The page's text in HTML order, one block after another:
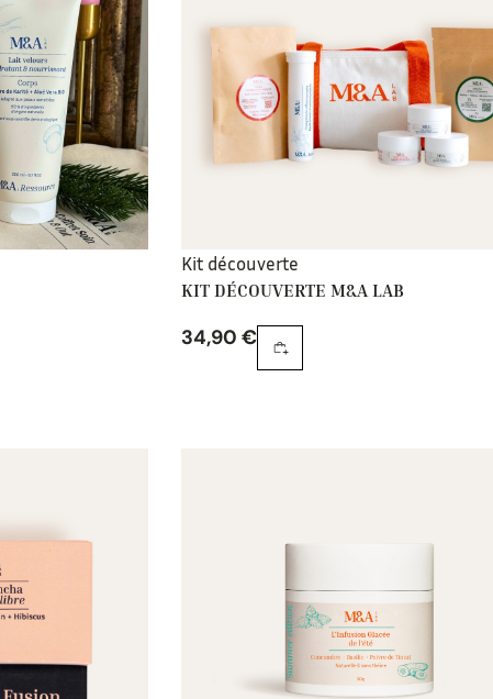
Kit découverte
KIT DÉCOUVERTE M&A LAB
34,90 €